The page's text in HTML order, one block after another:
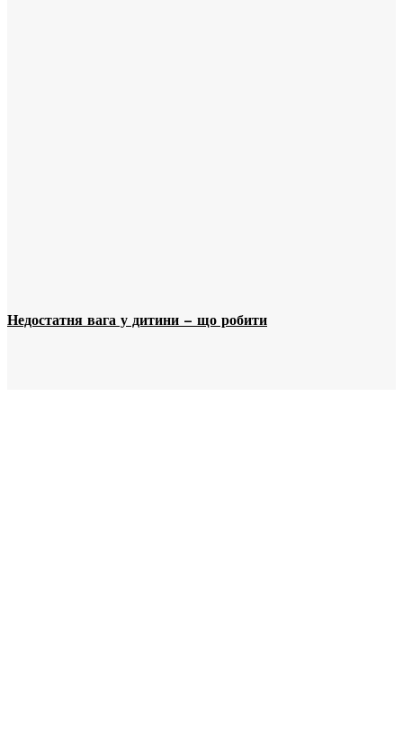
Недостатня вага у дитини – що робити